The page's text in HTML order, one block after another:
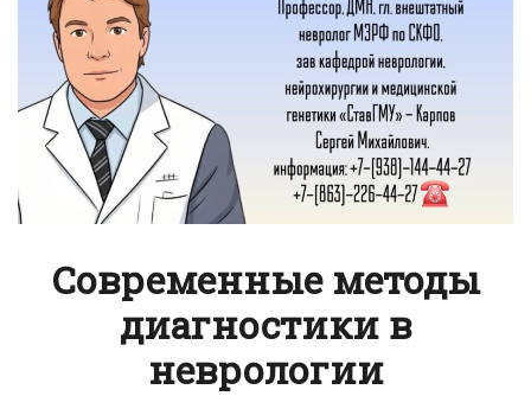
Современные методы
диагностики в
неврологии